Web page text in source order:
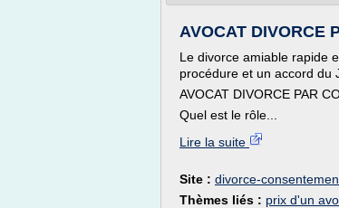
AVOCAT DIVORCE
Le divorce amiable rapide
procédure et un accord du
AVOCAT DIVORCE PAR
Quel est le rôle...
Lire la suite
Site : divorce-
Thèmes liés : prix d'un